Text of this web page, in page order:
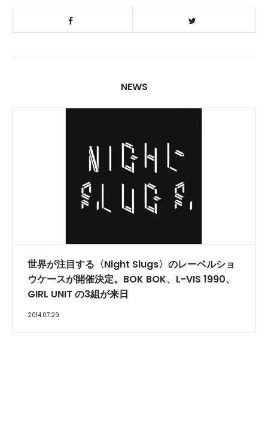
NEWS
世界が注目する〈Night Slugs〉のレーベルショ
ウケースが開催決定。BOK BOK、L-VIS 1990、
GIRL UNIT の3組が来日
2014.07.29